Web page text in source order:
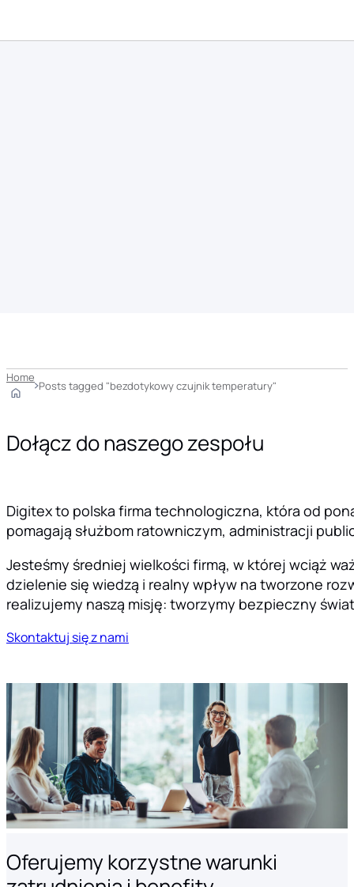
Home
Posts tagged "bezdotykowy czujnik temperatury"
Dołącz do naszego zespołu
Digitex to polska firma technologiczna, która od
pomagają służbom ratowniczym, administracji
Jesteśmy średniej wielkości firmą, w której wciąż
dzielenie się wiedzą i realny wpływ na tworzone
realizujemy naszą misję: tworzymy bezpieczny
Skontaktuj się z nami
Oferujemy korzystne warunki